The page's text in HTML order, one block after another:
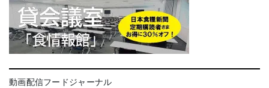
動画配信フードジャーナル